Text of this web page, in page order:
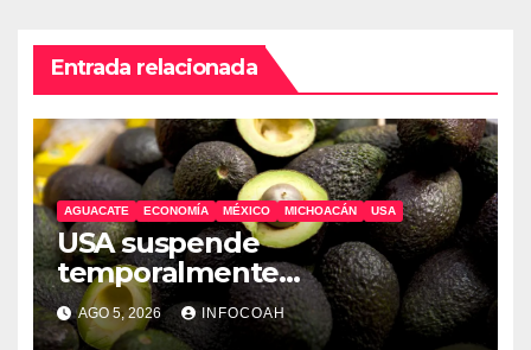
Entrada relacionada
AGUACATE ECONOMÍA MÉXICO MICHOACÁN USA
USA suspende
temporalmente
exportaciones de aguacate
michoacano
AGO 5, 2026 INFOCOAH